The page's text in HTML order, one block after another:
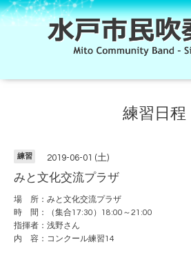
練習日程
練習 2019-06-01 (土)
みと文化交流プラザ
場 所：みと文化交流プラザ
時 間：（集合17:30）18:00～21:00
指揮者：浅野さん
内 容：コンクール練習14